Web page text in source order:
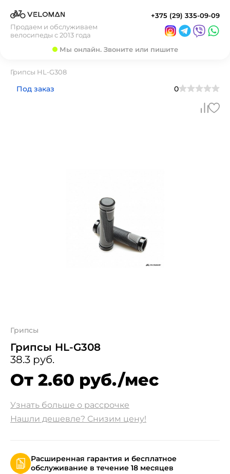
Продаем и обслуживаем
велосипеды с 2013 года
+375 (29) 335-09-09
Мы онлайн. Звоните или пишите
Грипсы HL-G308
Под заказ 0
Грипсы
Грипсы HL-G308
38.3 руб.
От 2.60 руб./мес
Узнать больше о рассрочке
Нашли дешевле? Снизим цену!
Расширенная гарантия и бесплатное
обслуживание в течение 18 месяцев